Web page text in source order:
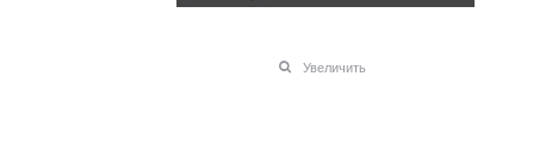
Увеличить